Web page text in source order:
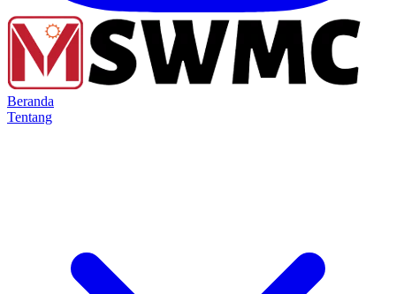
Beranda
Tentang